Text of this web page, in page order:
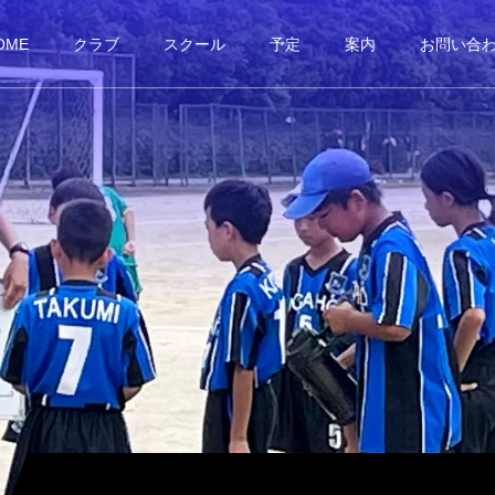
クラブ スクール 予定 案内 お問い合